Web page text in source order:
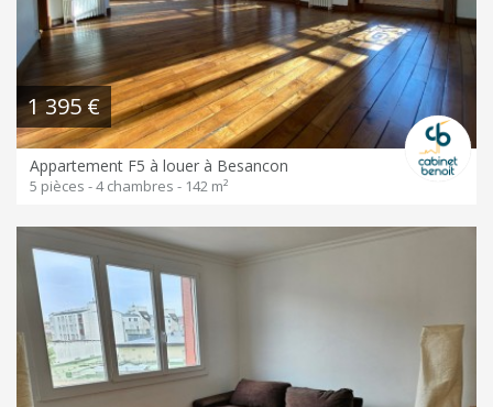
1 395 €
Appartement F5 à louer à Besancon
5 pièces - 4 chambres - 142 m²